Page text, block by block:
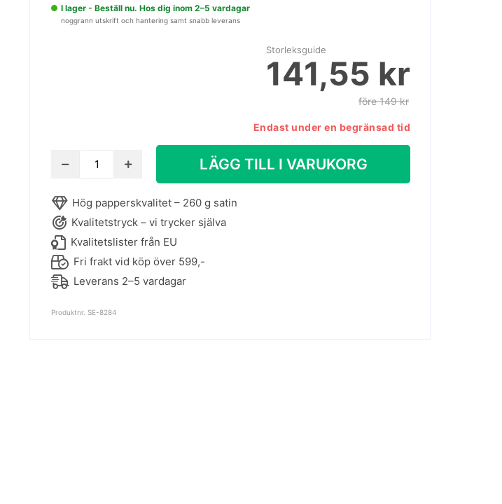
I lager - Beställ nu. Hos dig inom 2–5 vardagar
noggrann utskrift och hantering samt snabb leverans
Storleksguide
141,55 kr
före 149 kr
Endast under en begränsad tid
med
oljepastellkritor
mängd
LÄGG TILL I VARUKORG
Hög papperskvalitet – 260 g satin
Kvalitetstryck – vi trycker själva
Kvalitetslister från EU
Fri frakt vid köp över 599,-
Leverans 2–5 vardagar
Produktnr. SE-8284